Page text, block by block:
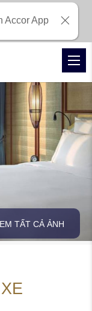
TẤT CẢ ẢNH
Accor App